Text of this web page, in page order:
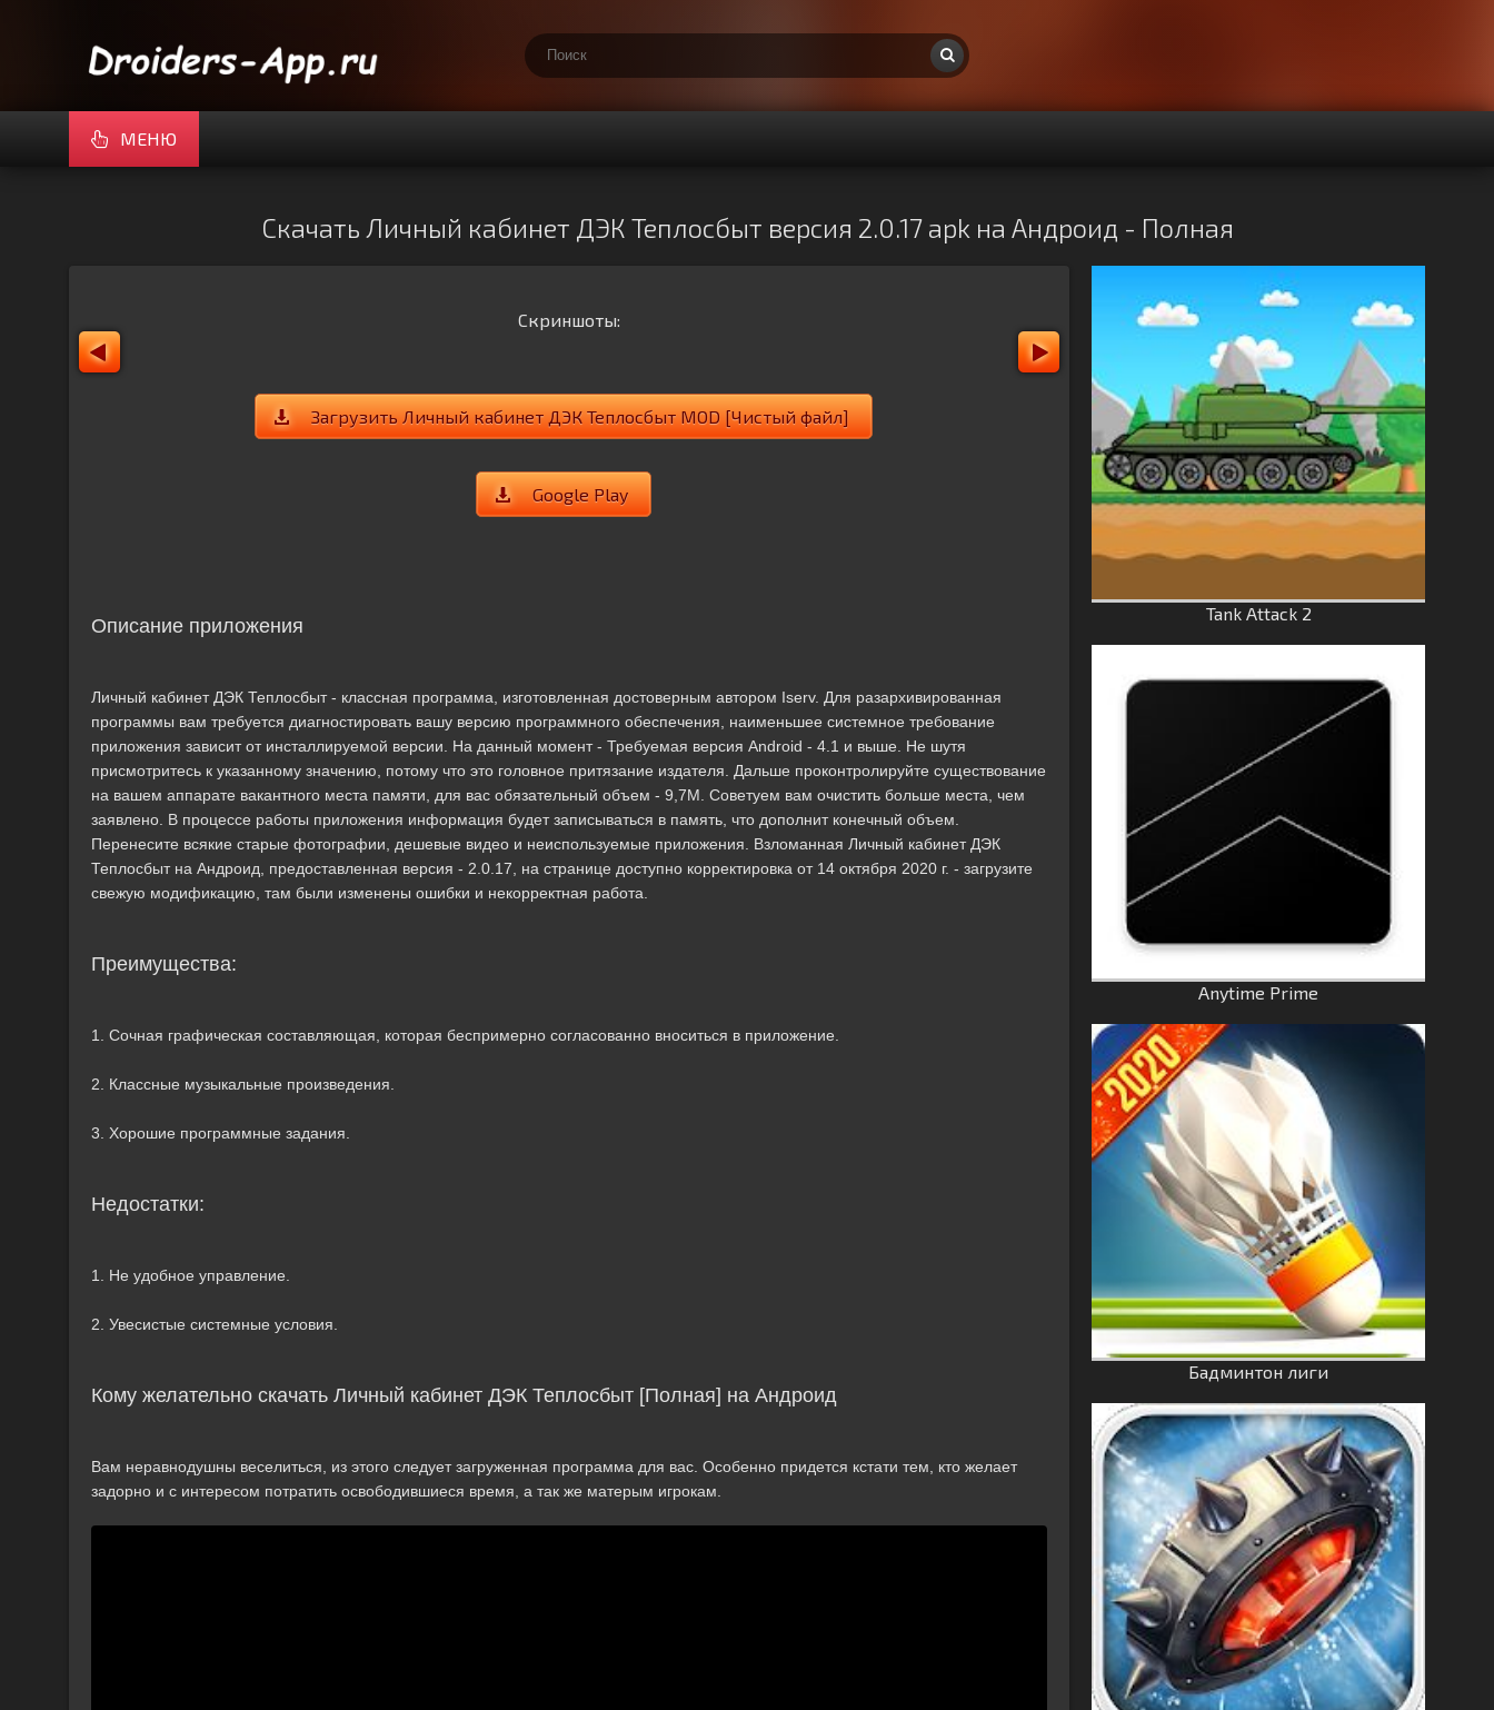
МЕНЮ
Скачать Личный кабинет ДЭК Теплосбыт версия 2.0.17 apk на Андроид - Полная
Скриншоты:
Загрузить Личный кабинет ДЭК Теплосбыт MOD [Чистый файл]
Google Play
Описание приложения
Личный кабинет ДЭК Теплосбыт - классная программа, изготовленная достоверным автором Iserv. Для разархивированная
программы вам требуется диагностировать вашу версию программного обеспечения, наименьшее системное требование
приложения зависит от инсталлируемой версии. На данный момент - Требуемая версия Android - 4.1 и выше. Не шутя
присмотритесь к указанному значению, потому что это головное притязание издателя. Дальше проконтролируйте существование
на вашем аппарате вакантного места памяти, для вас обязательный объем - 9,7M. Советуем вам очистить больше места, чем
заявлено. В процессе работы приложения информация будет записываться в память, что дополнит конечный объем.
Перенесите всякие старые фотографии, дешевые видео и неиспользуемые приложения. Взломанная Личный кабинет ДЭК
Теплосбыт на Андроид, предоставленная версия - 2.0.17, на странице доступно корректировка от 14 октября 2020 г. - загрузите
свежую модификацию, там были изменены ошибки и некорректная работа.
Преимущества:
1. Сочная графическая составляющая, которая беспримерно согласованно вноситься в приложение.
2. Классные музыкальные произведения.
3. Хорошие программные задания.
Недостатки:
1. Не удобное управление.
2. Увесистые системные условия.
Кому желательно скачать Личный кабинет ДЭК Теплосбыт [Полная] на Андроид
Вам неравнодушны веселиться, из этого следует загруженная программа для вас. Особенно придется кстати тем, кто желает
задорно и с интересом потратить освободившиеся время, а так же матерым игрокам.
Tank Attack 2
Anytime Prime
Бадминтон лиги